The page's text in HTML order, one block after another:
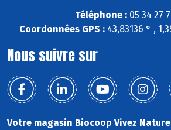
Téléphone :05 34 27
Coordonnées GPS : 43,83136 ° ,
Nous suivre sur
Votre magasin Biocoop Vivez